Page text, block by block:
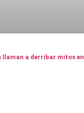
llaman a derribar mitos en